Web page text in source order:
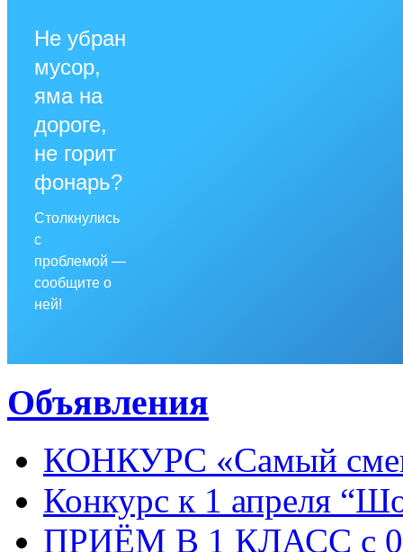
Не убран
мусор,
яма на
дороге,
не горит
фонарь?
Столкнулись
с
проблемой —
сообщите о
ней!
Объявления
КОНКУРС «Самый
Конкурс к 1 апреля
ПРИЁМ В 1 КЛАСС с